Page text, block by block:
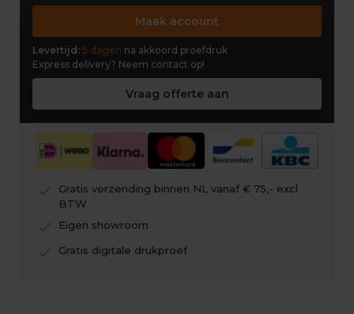
Maak account
Levertijd: 5 dagen na akkoord proefdruk
Express delivery? Neem contact op!
Vraag offerte aan
check
Gratis verzending binnen NL vanaf € 75,- excl
BTW
check Eigen showroom
check Gratis digitale drukproef